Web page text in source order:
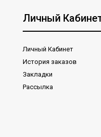
Гироскутер
13900₽
Личный
Личный Кабинет
История заказов
Закладки
Рассылка